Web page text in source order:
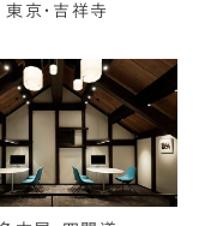
東京・吉祥寺